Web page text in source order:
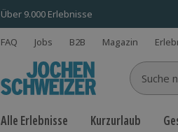
Über 9.000 Erlebnisse
FAQ Jobs B2B Magazin
Suche
Alle Erlebnisse Kurzurlaub